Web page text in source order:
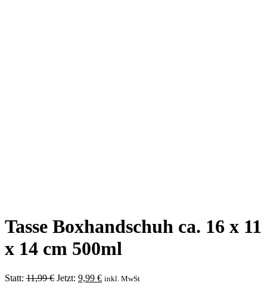
Tasse Boxhandschuh ca. 16 x 11
x 14 cm 500ml
Statt: 11,99€ Ursprünglicher
Jetzt: 9,99 €Aktueller
inkl. MwSt